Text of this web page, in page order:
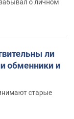
о личном
ли
обменники и
старые